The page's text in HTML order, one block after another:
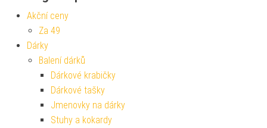
Akční ceny
Za 49
Dárky
Balení dárků
Dárkové krabičky
Dárkové tašky
Jmenovky na dárky
Stuhy a kokardy